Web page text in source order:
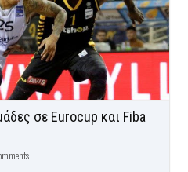
σε Eurocup και Fiba